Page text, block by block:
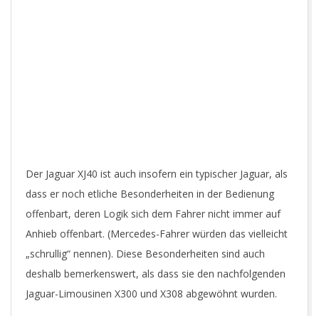
Der Jaguar XJ40 ist auch insofern ein typischer Jaguar, als
dass er noch etliche Besonderheiten in der Bedienung
offenbart, deren Logik sich dem Fahrer nicht immer auf
Anhieb offenbart. (Mercedes-Fahrer würden das vielleicht
„schrullig“ nennen). Diese Besonderheiten sind auch
deshalb bemerkenswert, als dass sie den nachfolgenden
Jaguar-Limousinen X300 und X308 abgewöhnt wurden.